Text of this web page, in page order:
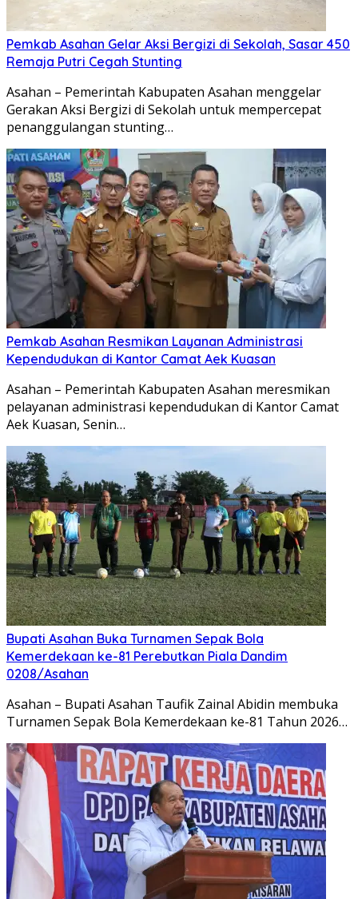
Pemkab Asahan Gelar Aksi Bergizi di Sekolah, Sasar 450
Remaja Putri Cegah Stunting
Asahan – Pemerintah Kabupaten Asahan menggelar
Gerakan Aksi Bergizi di Sekolah untuk mempercepat
penanggulangan stunting…
Pemkab Asahan Resmikan Layanan Administrasi
Kependudukan di Kantor Camat Aek Kuasan
Asahan – Pemerintah Kabupaten Asahan meresmikan
pelayanan administrasi kependudukan di Kantor Camat
Aek Kuasan, Senin…
Bupati Asahan Buka Turnamen Sepak Bola
Kemerdekaan ke-81 Perebutkan Piala Dandim
0208/Asahan
Asahan – Bupati Asahan Taufik Zainal Abidin membuka
Turnamen Sepak Bola Kemerdekaan ke-81 Tahun 2026…